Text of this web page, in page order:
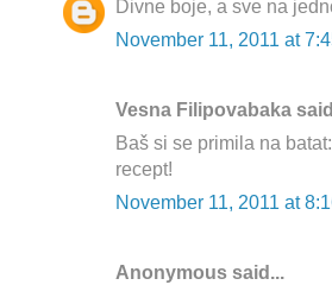
Divne boje, a sve na
November 11, 2011 at
Vesna Filipovabaka
Baš si se primila na
recept!
November 11, 2011 at
Anonymous said...